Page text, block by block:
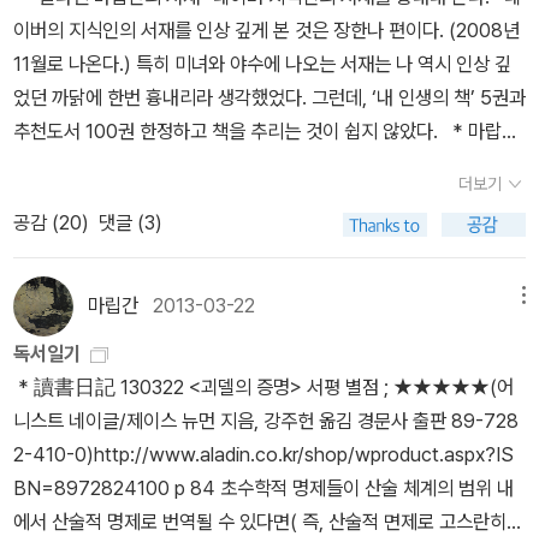
곡도 없이 있는 그대로 주어진 모습을 출발점으로 삼는다. 그리고 그
것을 바로 '현상'이라고 부른다. 후설의 철학을 현상학이라고 부르는
이유도 바로 여기에 있다. _ 박승억, <후설 & 하이데거 : 현상학, 철학
의 위기를 돌파하라>, p67 다만, 후설이 생각하는 객관성은 기존의
로 해명한다는 점이 후설 현상학의 특징이다. 후설에 의하면 의식과
대상간의 유동적이며 중첩되는 관계가 저마다 의미가 있기 때문에,
우리는 이것을 '순수한' 관점에서 바라볼 수 있어야 한다. '환원'이라는
방법을 통해 수많은 현상들 속에서 의미를 발견하는 것. 마치 스피노
자가 <에티카>에서 말한 '영원의 상 sub specie aelernitatis' 아래
서 전체를 조망하는 것 같이 순수한 관점에 이르는 것을 후설은 목표
소들을 배제해야 한다는 입장에 대해 통렬한 비판을 가한다. 다양한
관심들과 대상을 서로 다른 관점에서 바라보는 방식들 중에 무엇이
가장 근본적이겠는가? 가장 근본적인 방식은 바로 우리가 마주하는
의 목표, 열망, 환상으로 가득 차 있다.(p35) <라캉의 주체> 中 언어
로서의 타자는 대부분의 아이들에 의해 동화된다. 타자는, 이런 의미
에서, 우리의 소망들을 불손하고도 부적절하게 변형하는 음험한 불청
객 침입자로 보일 수 있다. 그렇지만 동시에 그것은 우리가 서로에게
엇이기도 하다.(p29)... 우리 자신과의 혹은 다른 사람과의 일상적 대
화에서 우리가 우리 자신에 관해 말하는 저 담화가 우리 자신을 진실
하게 반영하는 것과는 생각보다 더 거리가 멀다는 것을 보았다. 실로
그것은 언어로서의 이 다른 현존에 의해 침투되어 있는 것이다. 라캉
은 이를 분명한 용어로 표현한다. 자기는 타자이다. 자아는 타자이다.
(p31) <라캉의 주체> 中 라캉에 따르면 우리의 무의식은 다른 사람
(타자)들의 생각들이 흘러들어와 수용되는 곳이다. 그리고 이러한 타
자의 생각은 언어에 의해 전해지는데, 이때 우리는 우리의 언어가 아
닌 타자의 언어로 세계를 이해하고 받아들인다(어린아이가 말을 배울
때를 생각해보자). 그런 면에서 무의식은 타자의 담론(談論)이며, 자
아와 타자는 다르지 않다. 자아와 타자를 맺어주는 언어. 그렇다면 언
인 내용을 가늠할 수 있는 유용한 책이라 여겨진다. 책의 내용을 잠시
살펴보자. 괴델은 정리를 도출하기 위해 초수학(meta-mathemat
ics 수학을 설명하는 언어)을 수학의 질서로 끌어들인다. 각각의 언어
에 정수를 부여함으로써, 초수학적 개념을 수리적으로 증명하는 방식
을 사용하여 괴델은 '임의의 산술공식 G는 증명될 수 없다는 것을 산
술 공식 스스로 주장'하는 결론을 얻게 되었다. 사상(寫像 mappin
g)의 기본적인 특징은 다음과 같이 요약된다. 즉, '대상 object'의 한
서도 유효하다는 것을 보여줄 수 있다는 점이다. 괴델이 그의 증명을
구축하는 데 바탕으로 삼았던 것도 바로 이런 특징이었다.(p83)... 괴
델은 참값으로 진술된 어떤 초수학적 명제에 대응하는 산술 공식이나
그 명제의 부정 否定에 대응하는 산술 공식은 어떤 것도 산술 계산식
내에서 증명될 수 없다는 것을 보여주는 표현법을 고안했다.(p85) <
괴델의 증명> 中 괴델이 입증한 것은 무엇일까? 그가 얻은 주된 결론
은 두 가지였다. 첫째로, 괴델은 산술 전체가 포함되는 포괄적 체계의
무모순성을 초수학적으로 증명하기란 불가능하다는 결론을 증명했
이버의 지식인의 서재를 인상 깊게 본 것은 장한나 편이다. (2008년
11월로 나온다.) 특히 미녀와 야수에 나오는 서재는 나 역시 인상 깊
었던 까닭에 한번 흉내리라 생각했었다. 그런데, ‘내 인생의 책’ 5권과
추천도서 100권 한정하고 책을 추리는 것이 쉽지 않았다. * 마랍간
헌 바람구두님 이벤트에 참가하며 http://blog.aladin.co.kr/winds
hoes/522121 TTB 광고 서재 위에 책꽂이 5권, 아래 책꽂이 100
권이 넘는 책이 광고되고 있으나 지인이 책 추천을 부탁할 때, ‘광고를
보세요’라고 할 수 없었다. 얼마 전 지인이 책 추천을 부탁해 와 추천
을 하면서 미흡하지만 페이퍼를 그냥 작성하고 나중에 수정을 하기로
한다. (완독이 안 된 몇 권이 포함되어 있다. <도쿠가와 이에야스>, <
우울과 몽상>, <잃어버린 시간을 찾아서>이다. 그러나 읽은 범위 내
에서도 추천할 만 했다.) 추천도서는 오히려 늘려 하고 있다. <태백산
맥> 등. * 내 인생의 책 * 추천도서 100권 (내 인생의 책 포함
실제 133권, 무순無順)
더보기
공감 (20) 댓글 (3)
마립간 2013-03-22
독서일기
* 讀書日記 130322 <괴델의 증명> 서평 별점 ; ★★★★★(어
니스트 네이글/제이스 뉴먼 지음, 강주헌 옮김 경문사 출판 89-728
2-410-0)http://www.aladin.co.kr/shop/wproduct.aspx?IS
BN=8972824100 p 84 초수학적 명제들이 산술 체계의 범위 내
에서 산술적 명제로 번역될 수 있다면( 즉, 산술적 면제로 고스란히